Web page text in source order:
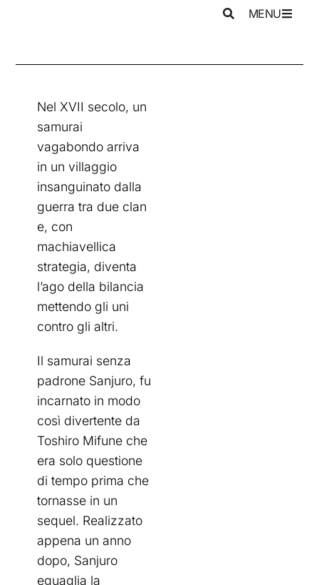
MENU
Nel XVII secolo, un
samurai
vagabondo arriva
in un villaggio
insanguinato dalla
guerra tra due clan
e, con
machiavellica
strategia, diventa
l’ago della bilancia
mettendo gli uni
contro gli altri.
Il samurai senza
padrone Sanjuro, fu
incarnato in modo
così divertente da
Toshiro Mifune che
era solo questione
di tempo prima che
tornasse in un
sequel. Realizzato
appena un anno
dopo, Sanjuro
eguaglia la